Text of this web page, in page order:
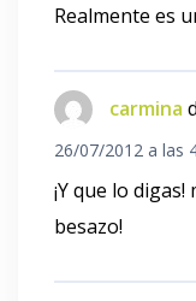
Realmente es
carmina
26/07/2012 a las
¡Y que lo
besazo!